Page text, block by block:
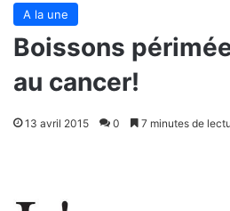
A la une
Boissons
au cancer!
13 avril 2015 0 7 minutes de